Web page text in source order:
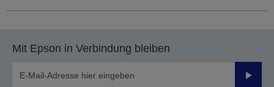
Mit Epson in Verbindung bleiben